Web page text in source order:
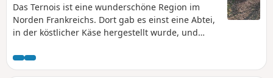
Das Ternois ist eine wunderschöne Region im
Norden Frankreichs. Dort gab es einst eine Abtei,
in der köstlicher Käse hergestellt wurde, und
Produkten.